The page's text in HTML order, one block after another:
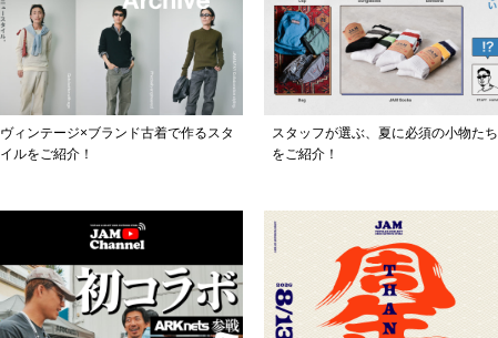
ヴィンテージ×ブランド古着で作るスタ
イルをご紹介！
スタッフが選ぶ、夏に必須の小物たち
をご紹介！